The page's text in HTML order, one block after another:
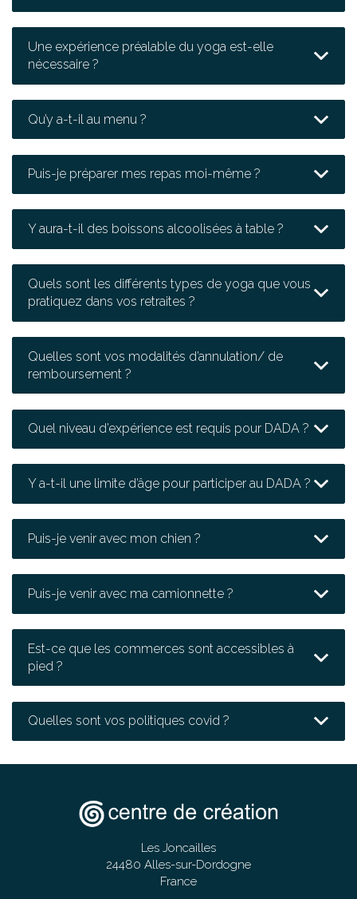
Une expérience préalable du yoga est-elle
nécessaire ?
Qu’y a-t-il au menu ?
Puis-je préparer mes repas moi-même ?
Y aura-t-il des boissons alcoolisées à table ?
Quels sont les différents types de yoga que vous
pratiquez dans vos retraites ?
Quelles sont vos modalités d’annulation/ de
remboursement ?
Quel niveau d’expérience est requis pour DADA ?
Y a-t-il une limite d’âge pour participer au DADA ?
Puis-je venir avec mon chien ?
Puis-je venir avec ma camionnette ?
Est-ce que les commerces sont accessibles à
pied ?
Quelles sont vos politiques covid ?
Les Joncailles
24480 Alles-sur-Dordogne
France